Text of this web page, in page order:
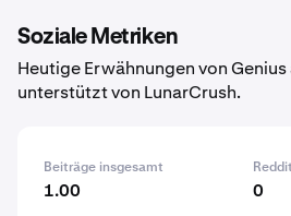
Soziale Metriken
Heutige Erwähnungen von
unterstützt von LunarCrush.
Beiträge insgesamt
1.00 0